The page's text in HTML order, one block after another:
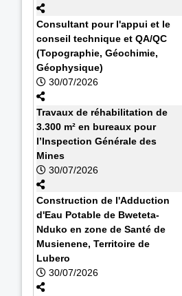
Consultant pour l'appui et le
conseil technique et QA/QC
(Topographie, Géochimie,
Géophysique)
30/07/2026
Travaux de réhabilitation de
3.300 m² en bureaux pour
l’Inspection Générale des
Mines
30/07/2026
Construction de l'Adduction
d'Eau Potable de Bweteta-
Nduko en zone de Santé de
Musienene, Territoire de
Lubero
30/07/2026